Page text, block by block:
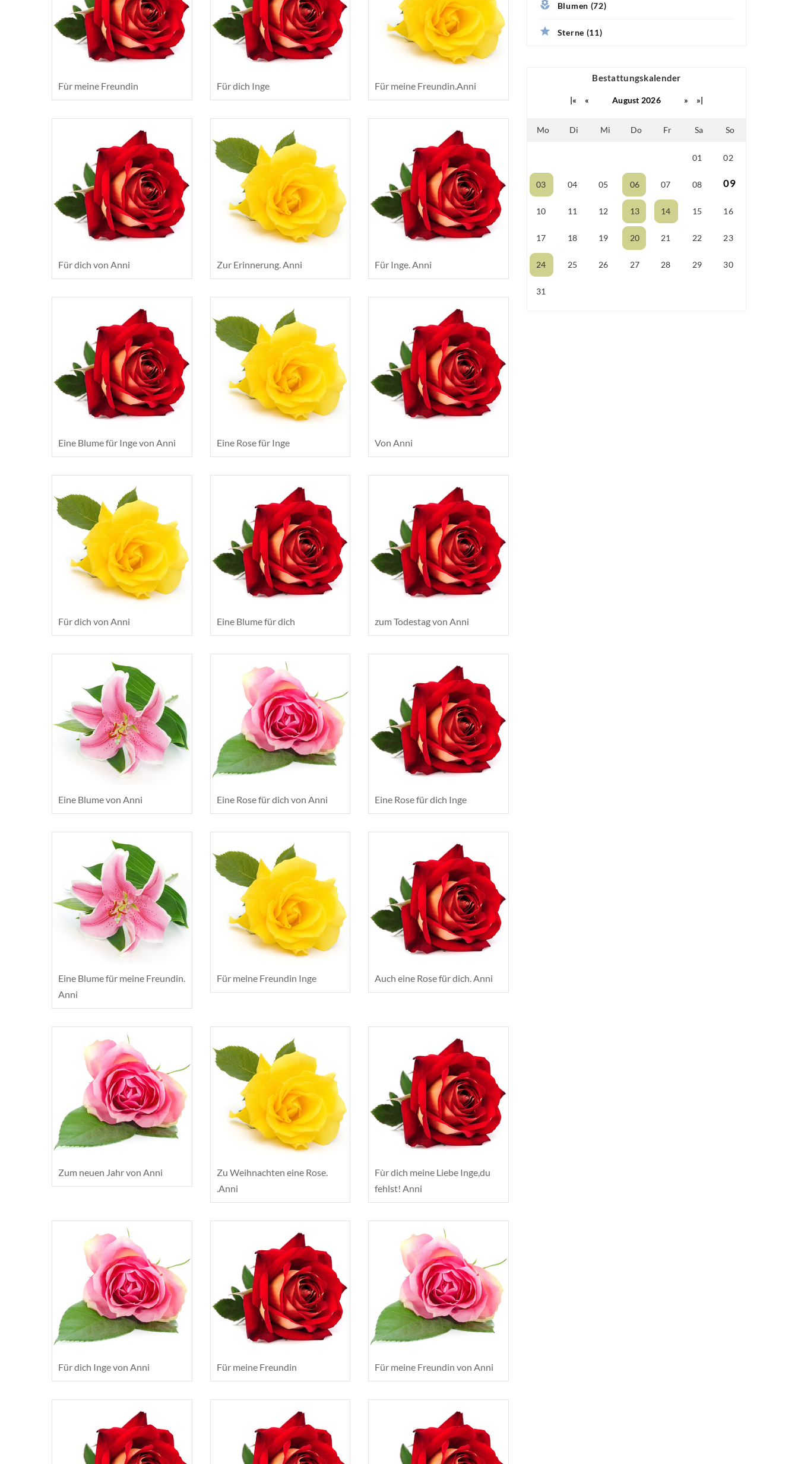
Blumen (72)
Sterne (11)
Bestattungskalender
|« « August 2026 » »|
Mo Di Mi Do Fr Sa So
01 02
03 04 05 06 07 08 09
10 11 12 13 14 15 16
17 18 19 20 21 22 23
24 25 26 27 28 29 30
31
Fùr meine Freundin Für dich Inge Für meine Freundin.Anni
Für dich von Anni Zur Erinnerung. Anni Für Inge. Anni
Eine Blume für Inge von Anni Eine Rose für Inge Von Anni
Für dich von Anni Eine Blume für dich zum Todestag von Anni
Eine Blume von Anni Eine Rose für dich von Anni Eine Rose für dich Inge
Eine Blume für meine Freundin.
Anni
Für meine Freundin Inge Auch eine Rose für dich. Anni
Zum neuen Jahr von Anni
Zu Weihnachten eine Rose.
.Anni
Fùr dich meine Liebe Inge,du
fehlst! Anni
Für dich Inge von Anni Für meine Freundin Für meine Freundin von Anni